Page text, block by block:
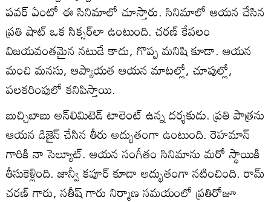
పవర్ ఏంటో ఈ సినిమాలో చూస్తారు. సినిమాలో ఆయన చేసిన
ప్రతి షాట్ ఒక సిక్సర్‌లా ఉంటుంది. చరణ్ కేవలం
విజయవంతమైన నటుడే కాదు, గొప్ప మనిషి కూడా. ఆయన
మంచి మనసు, ఆప్యాయత ఆయన మాటల్లో, చూపుల్లో,
పలకరింపులో కనిపిస్తాయి.
బుచ్చిబాబు అన్‌లిమిటెడ్ టాలెంట్ ఉన్న దర్శకుడు. ప్రతి పాత్రను
ఆయన డిజైన్ చేసిన తీరు అద్భుతంగా ఉంటుంది. రెహమాన్
గారికి నా సెల్యూట్. ఆయన సంగీతం సినిమాను మరో స్థాయికి
తీసుకెళ్లింది. జాన్వీ కపూర్ కూడా అద్భుతంగా నటించింది. రామ్
చరణ్ గారు, సతీష్ గారు నిర్మాణ సమయంలో ప్రతిరోజూ